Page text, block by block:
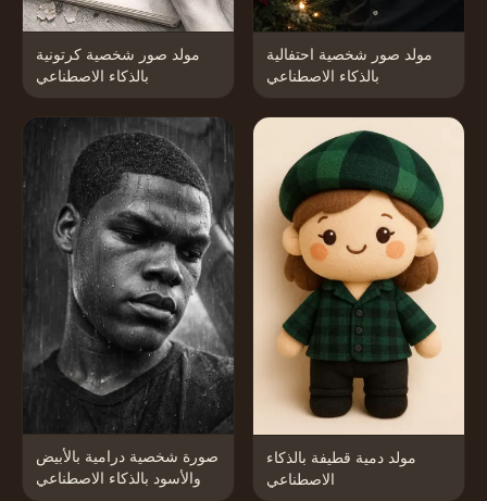
مولد صور شخصية كرتونية
بالذكاء الاصطناعي
مولد صور شخصية احتفالية
بالذكاء الاصطناعي
صورة شخصية درامية بالأبيض
والأسود بالذكاء الاصطناعي
مولد دمية قطيفة بالذكاء
الاصطناعي